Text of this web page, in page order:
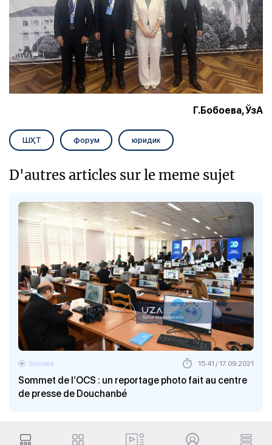
Г.Бобоева, ЎзА
ШҲТ форум юридик
D'autres articles sur le meme sujet
Sommet de l’OCS : un reportage photo fait au centre
de presse de Douchanbé
Société 15:41 / 17.09.2021